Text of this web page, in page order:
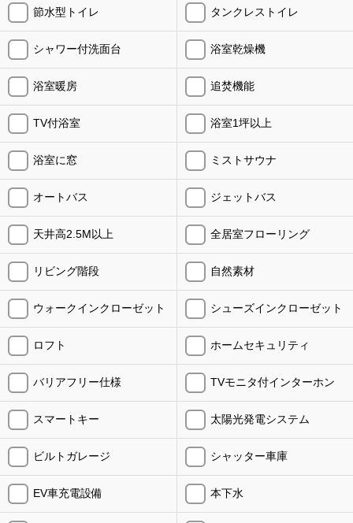
節水型トイレ タンクレストイレ
シャワー付洗面台 浴室乾燥機
浴室暖房 追焚機能
TV付浴室 浴室1坪以上
浴室に窓 ミストサウナ
オートバス ジェットバス
天井高2.5M以上 全居室フローリング
リビング階段 自然素材
ウォークインクローゼット シューズインクローゼット
ロフト ホームセキュリティ
バリアフリー仕様 TVモニタ付インターホン
スマートキー 太陽光発電システム
ビルトガレージ シャッター車庫
EV車充電設備 本下水